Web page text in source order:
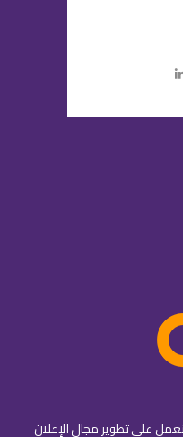
على تطوير مجال الإعلان